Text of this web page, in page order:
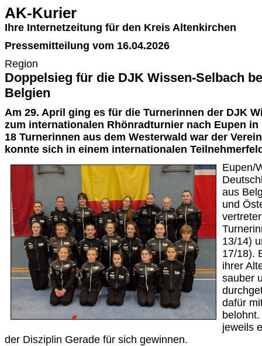
AK-Kurier
Ihre Internetzeitung für den Kreis Altenkirchen
Pressemitteilung vom 16.04.2026
Region
Doppelsieg für die DJK Wissen-Selbach
Belgien
Am 29. April ging es für die Turnerinnen der DJK
zum internationalen Rhönradturnier nach Eupen
18 Turnerinnen aus dem Westerwald war der
konnte sich in einem internationalen
Eupen/
aus
und
13/14)
17/18).
ihrer
sauber
dafür
jeweils
der Disziplin Gerade für sich gewinnen.